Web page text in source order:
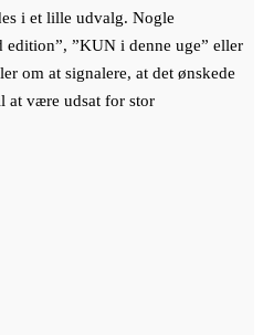
i et lille udvalg. Nogle
”KUN i denne uge” eller
om at signalere, at det ønskede
at være udsat for stor